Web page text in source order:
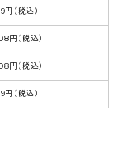
円(税込)
円(税込)
円(税込)
円(税込)